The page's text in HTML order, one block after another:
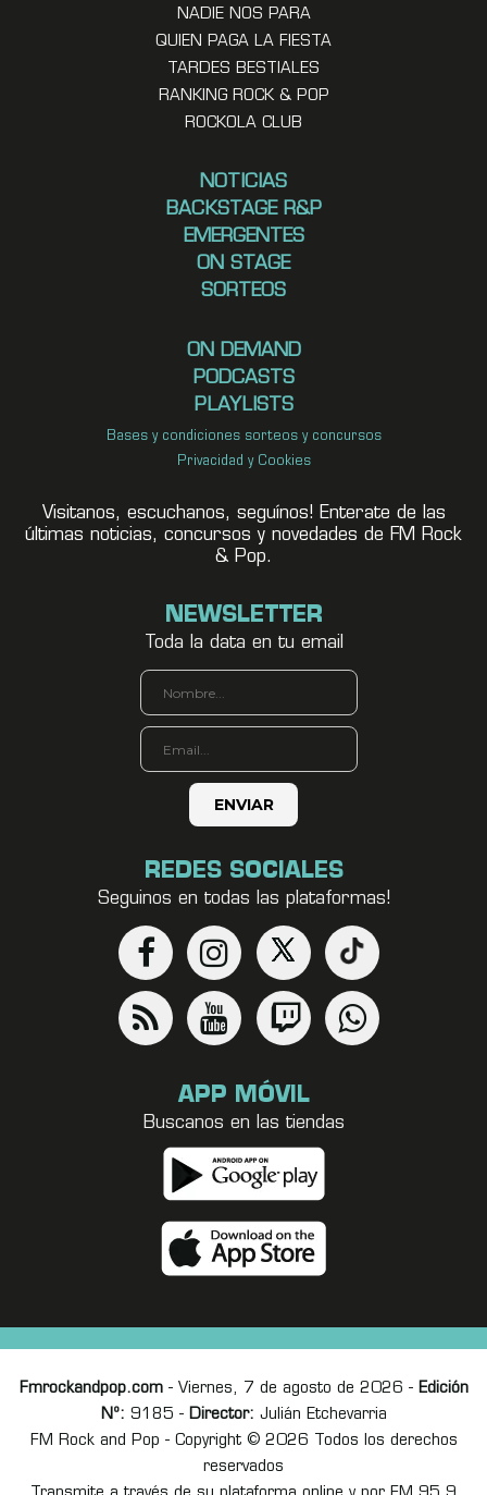
NADIE NOS PARA
QUIEN PAGA LA FIESTA
TARDES BESTIALES
RANKING ROCK & POP
ROCKOLA CLUB
NOTICIAS
BACKSTAGE R&P
EMERGENTES
ON STAGE
SORTEOS
ON DEMAND
PODCASTS
PLAYLISTS
Bases y condiciones sorteos y concursos
Privacidad y Cookies
Visitanos, escuchanos, seguínos! Enterate de las
últimas noticias, concursos y novedades de FM Rock
& Pop.
NEWSLETTER
Toda la data en tu email
REDES SOCIALES
Seguinos en todas las plataformas!
APP MÓVIL
Buscanos en las tiendas
Fmrockandpop.com- Viernes, 7 de agosto de 2026 - Edición
Nº: 9185 - Director: Julián Etchevarria
FM Rock and Pop - Copyright © 2026 Todos los derechos
reservados